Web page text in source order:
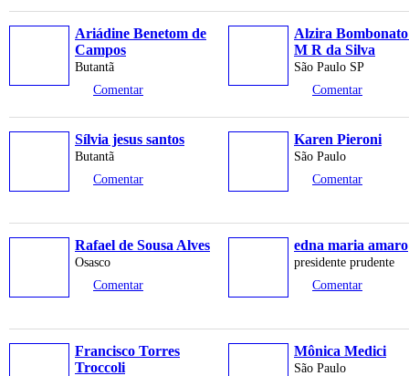
Ariádine Benetom de
Campos
Butantã
Comentar
Alzira
M R da Silva
São Paulo SP
Comentar
Sílvia jesus santos
Butantã
Comentar
Karen Pieroni
São Paulo
Comentar
Rafael de Sousa Alves
Osasco
Comentar
edna maria amaro
presidente prudente
Comentar
Francisco Torres
Troccoli
Mônica Medici
São Paulo